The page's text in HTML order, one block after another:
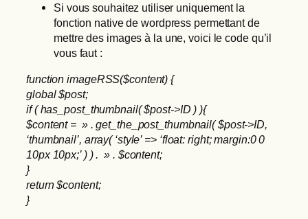
Si vous souhaitez utiliser uniquement la
fonction native de wordpress permettant de
mettre des images à la une, voici le code qu’il
vous faut :
function imageRSS($content) {
global $post;
if ( has_post_thumbnail( $post->ID ) ){
$content = » . get_the_post_thumbnail( $post->ID,
‘thumbnail’, array( ‘style’ => ‘float: right; margin:0 0
10px 10px;’ ) ) . » . $content;
}
return $content;
}